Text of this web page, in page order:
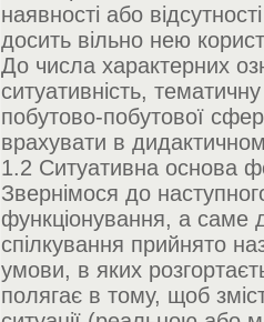
наявності або
досить вільно нею
До числа характерних
ситуативність,
побутово-побутової
врахувати в
1.2 Ситуативна основа
Звернімося до
функціонування, а саме
спілкування прийнято
умови, в яких
полягає в тому, щоб